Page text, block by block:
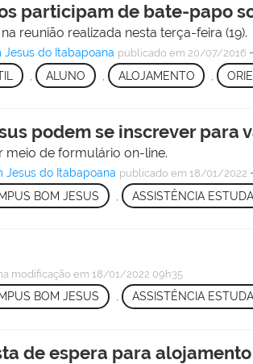
participam de bate-papo
reunião realizada nesta terça-feira (19).
do Itabapoana publicado em 20/07/2016
ALUNO ALOJAMENTO ,
podem se inscrever
meio de formulário on-line.
Jesus do Itabapoana publicado em 18/01/2022
BOM JESUS ASSISTÊNCIA
modificação em 18/01/2022 09h35
BOM JESUS , ASSISTÊNCIA
de espera para alojamento